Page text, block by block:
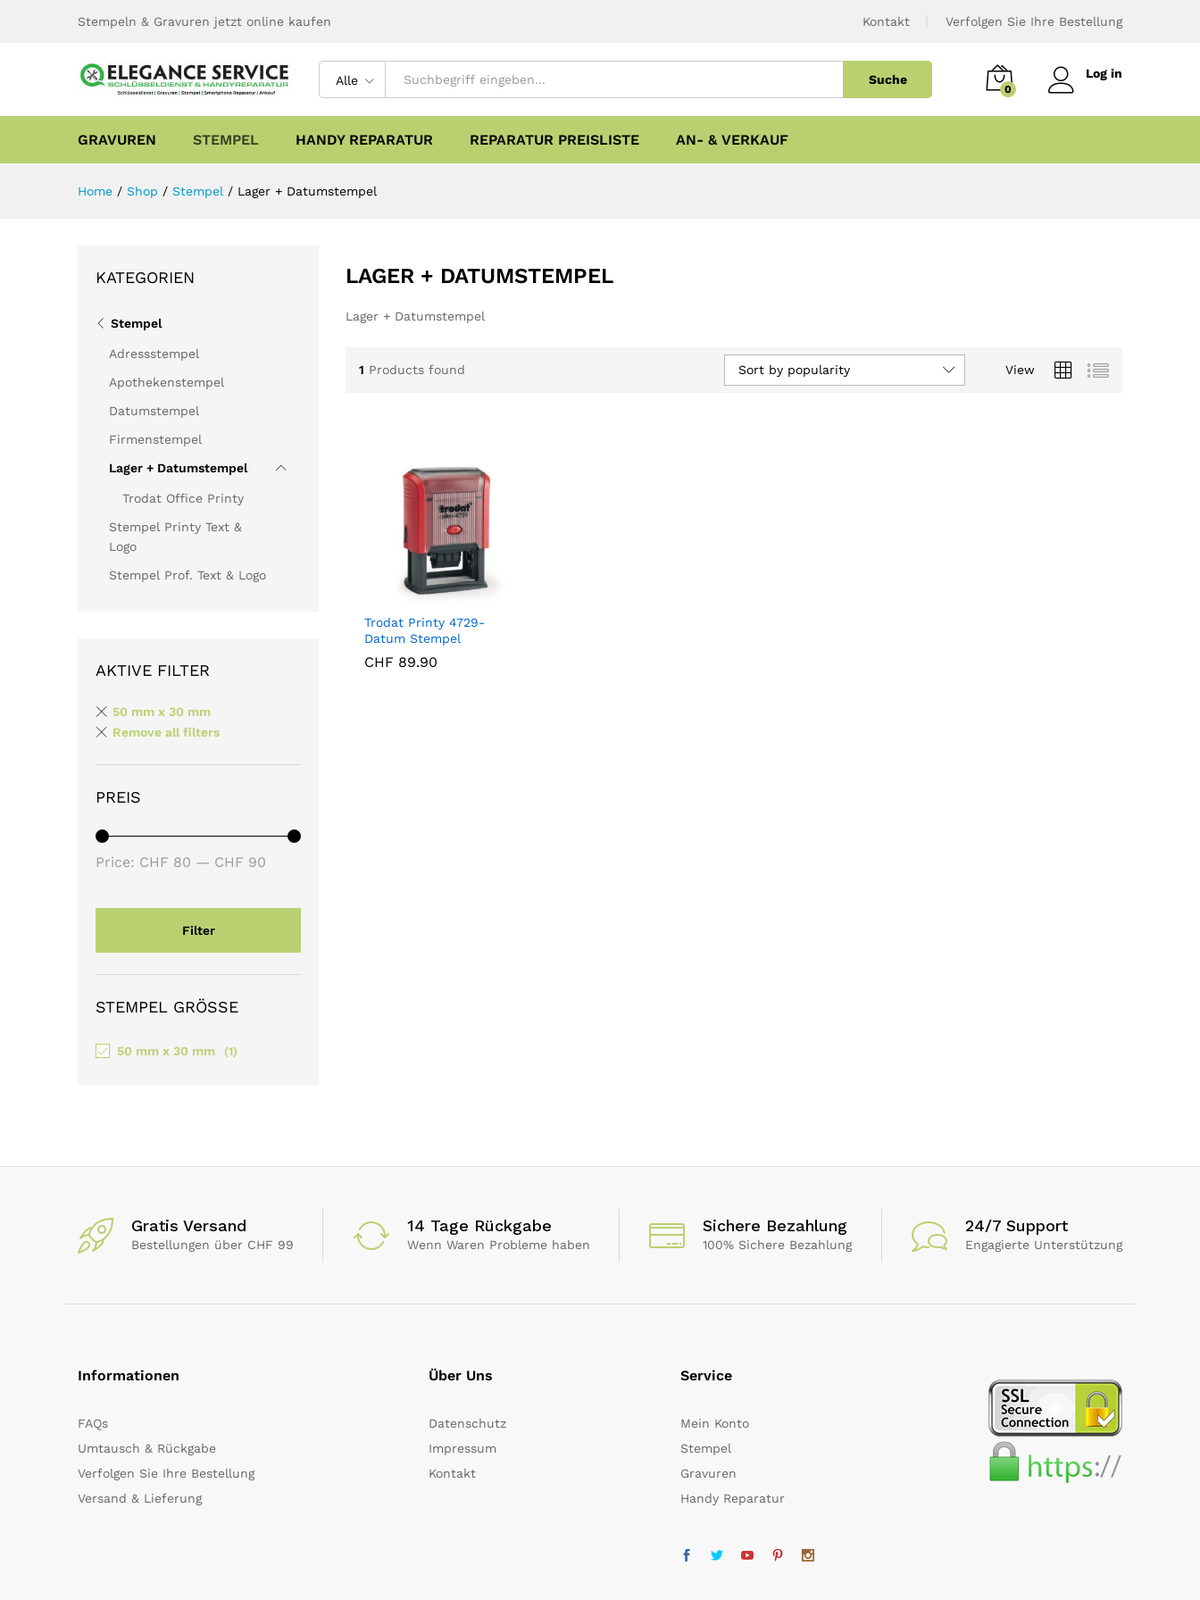
Stempeln & Gravuren jetzt online kaufen Kontakt Verfolgen Sie Ihre Bestellung
Alle Suche
0
Log in
GRAVUREN STEMPEL HANDY REPARATUR REPARATUR PREISLISTE AN- & VERKAUF
Home / Shop / Stempel / Lager + Datumstempel
LAGER + DATUMSTEMPEL
Lager + Datumstempel
1 Products found View
Sort by popularity
Trodat Printy 4729-
Datum Stempel
CHF 89.90
CHF 89.90
KATEGORIEN
Stempel
Adressstempel
Apothekenstempel
Datumstempel
Firmenstempel
Lager + Datumstempel
Trodat Office Printy
Stempel Printy Text &
Logo
Stempel Prof. Text & Logo
AKTIVE FILTER
50 mm x 30 mm
Remove all filters
PREIS
Filter
Price: CHF 80 — CHF 90
STEMPEL GRÖSSE
50 mm x 30 mm (1)
Gratis Versand
Bestellungen über CHF 99
14 Tage Rückgabe
Wenn Waren Probleme haben
Sichere Bezahlung
100% Sichere Bezahlung
24/7 Support
Engagierte Unterstützung
Informationen
FAQs
Umtausch & Rückgabe
Verfolgen Sie Ihre Bestellung
Versand & Lieferung
Über Uns
Datenschutz
Impressum
Kontakt
Service
Mein Konto
Stempel
Gravuren
Handy Reparatur